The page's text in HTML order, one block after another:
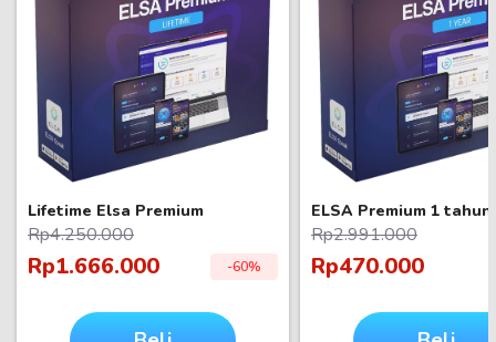
Lifetime Elsa Premium
Rp4.250.000
Rp1.666.000 -60%
ELSA Premium 1 tahun
Rp2.991.000
Rp470.000